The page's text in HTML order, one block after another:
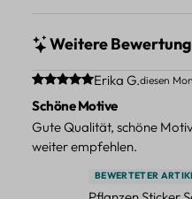
Weitere
Durchschnittliche
Erika G.diesen
Schöne Motive
Gute Qualität, schöne
weiter empfehlen.
BEWERTETER